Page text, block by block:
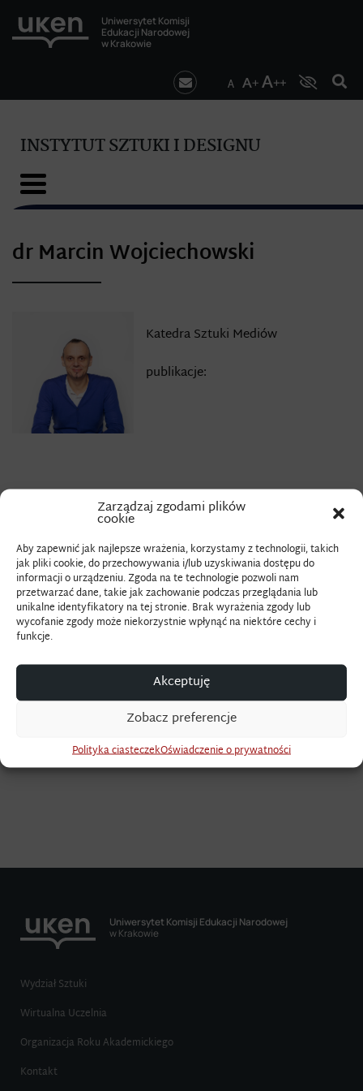
Zarządzaj zgodami plików
cookie
Aby zapewnić jak najlepsze wrażenia, korzystamy z technologii, takich
jak pliki cookie, do przechowywania i/lub uzyskiwania dostępu do
informacji o urządzeniu. Zgoda na te technologie pozwoli nam
przetwarzać dane, takie jak zachowanie podczas przeglądania lub
unikalne identyfikatory na tej stronie. Brak wyrażenia zgody lub
wycofanie zgody może niekorzystnie wpłynąć na niektóre cechy i
funkcje.
Akceptuję
Zobacz preferencje
Polityka ciasteczekOświadczenie o prywatności
Uniwersytet Komisji
Edukacji Narodowej
w Krakowie
INSTYTUT SZTUKI I DESIGNU
dr Marcin Wojciechowski
Katedra Sztuki Mediów
publikacje:
Urodzony 1972 w Mszanie Dolnej. Absolwent Wydziału
Grafiki ASP w Krakowie. Artysta wizualny, twórca
kameralnych form animowanych i eksperymentalnych,
które realizuje pod szyldem Laboratorium Obrazów
Ruchomych. W swoich pracach eksploruje sferę stanów
psychicznych i reakcji na bodźce świata zewnętrznego.
Autor opracowań plastycznych filmów reklamowych,
czołówek animowanych, wizualizacji i teledysków.
Udział w licznych festiwalach i pokazach sztuki video, filmu
eksperymentalnego i animacji w kraju i zagranicą.
Uniwersytet Komisji Edukacji Narodowej
w Krakowie
Wydział Sztuki
Wirtualna Uczelnia
Organizacja Roku Akademickiego
Kontakt